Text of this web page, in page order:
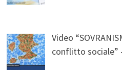
Video
conflitto sociale”